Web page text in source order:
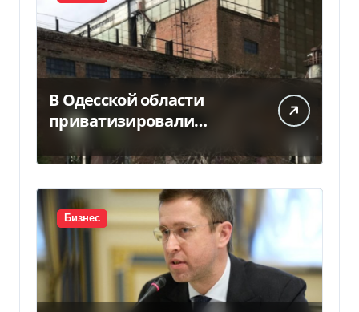
В Одесской области
приватизировали
«Хлебную базу №77» за
5,7 млн грн
Бизнес